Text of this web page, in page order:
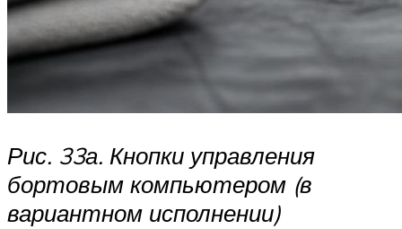
Рис. 33а. Кнопки управления
бортовым компьютером (в
вариантном исполнении)